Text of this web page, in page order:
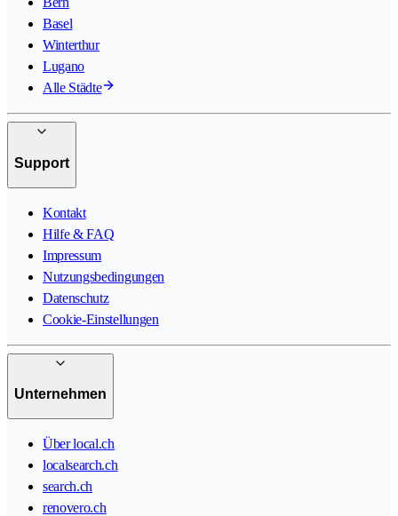
Basel
Winterthur
Lugano
Alle Städte
Support
Kontakt
Hilfe & FAQ
Impressum
Nutzungsbedingungen
Datenschutz
Cookie-Einstellungen
Unternehmen
Über local.ch
localsearch.ch
search.ch
renovero.ch